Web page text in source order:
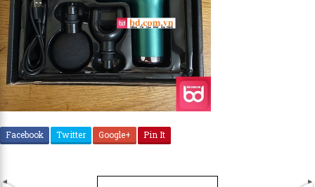
Facebook Twitter Google+ Pin It